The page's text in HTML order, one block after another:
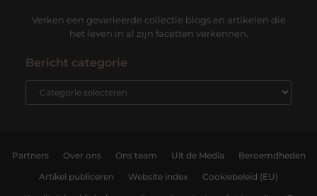
Verken een gevarieerde collectie blogs en artikelen die
het leven in al zijn facetten verkennen.
Bericht categorie
Partners Over ons Ons team Uit de Media Beroemdheden
Artikel publiceren Website index Cookiebeleid (EU)